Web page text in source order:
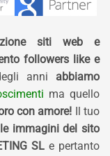
siti web e
followers like e
anni abbiamo
ma quello
con amore! Il tuo
immagini del sito
SL e pertanto